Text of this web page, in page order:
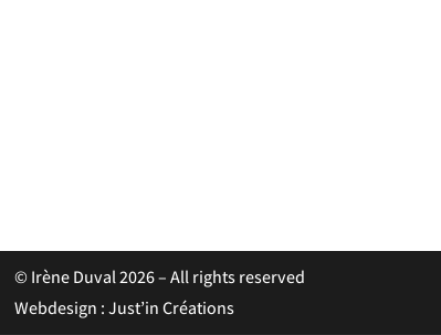
© Irène Duval 2026 – All rights reserved
Webdesign : Just’in Créations